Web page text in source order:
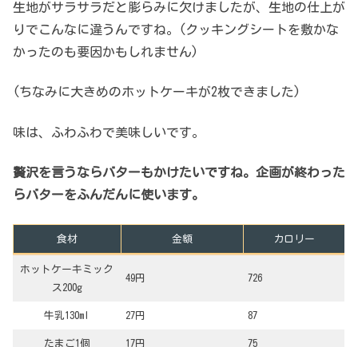
生地がサラサラだと膨らみに欠けましたが、生地の仕上が
りでこんなに違うんですね。(クッキングシートを敷かな
かったのも要因かもしれません)
(ちなみに大きめのホットケーキが2枚できました)
味は、ふわふわで美味しいです。
贅沢を言うならバターもかけたいですね。企画が終わった
らバターをふんだんに使います。
食材 金額 カロリー
ホットケーキミック
ス200g
49円 726
牛乳130ml 27円 87
たまご1個 17円 75